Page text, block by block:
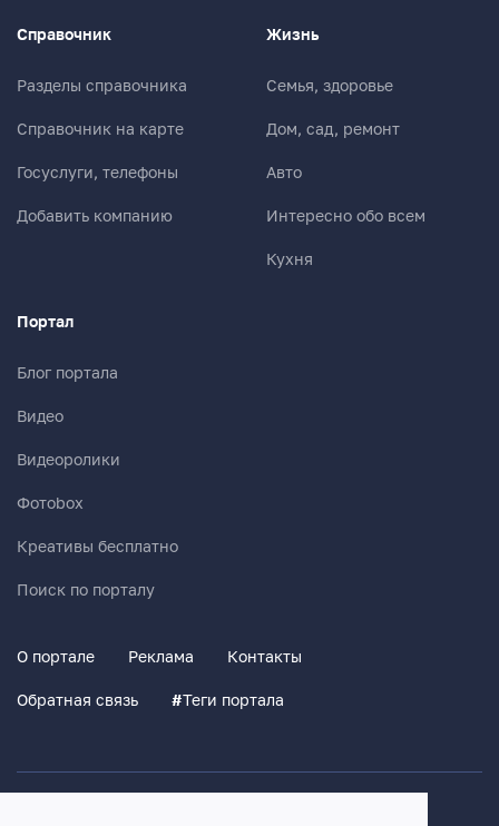
Справочник
Разделы справочника
Справочник на карте
Госуслуги, телефоны
Добавить компанию
Жизнь
Семья, здоровье
Дом, сад, ремонт
Авто
Интересно обо всем
Кухня
Портал
Блог портала
Видео
Видеоролики
Фотоbox
Креативы бесплатно
Поиск по порталу
О портале Реклама Контакты
Обратная связь #Теги портала